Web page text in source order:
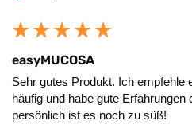
easyMUCOSA
Sehr gutes Produkt. Ich empfehle
häufig und habe gute
persönlich ist es noch zu süß!